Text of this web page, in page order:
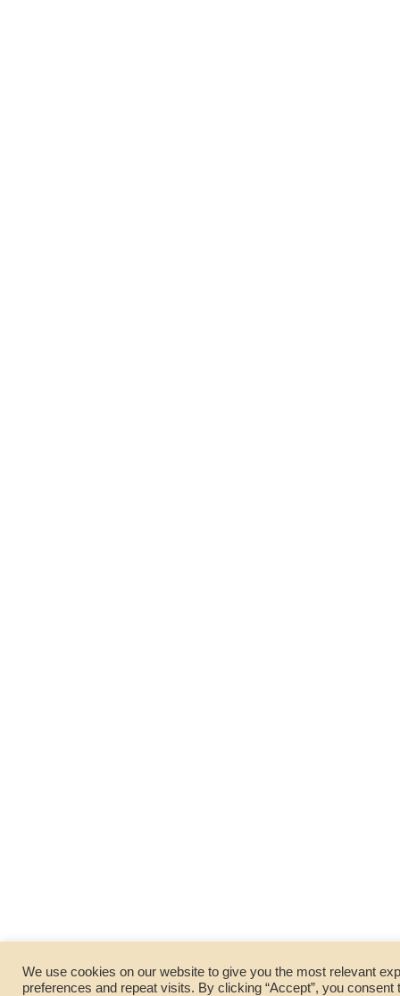
We use cookies on our website to give you the most relevant
preferences and repeat visits. By clicking “Accept”, you consent